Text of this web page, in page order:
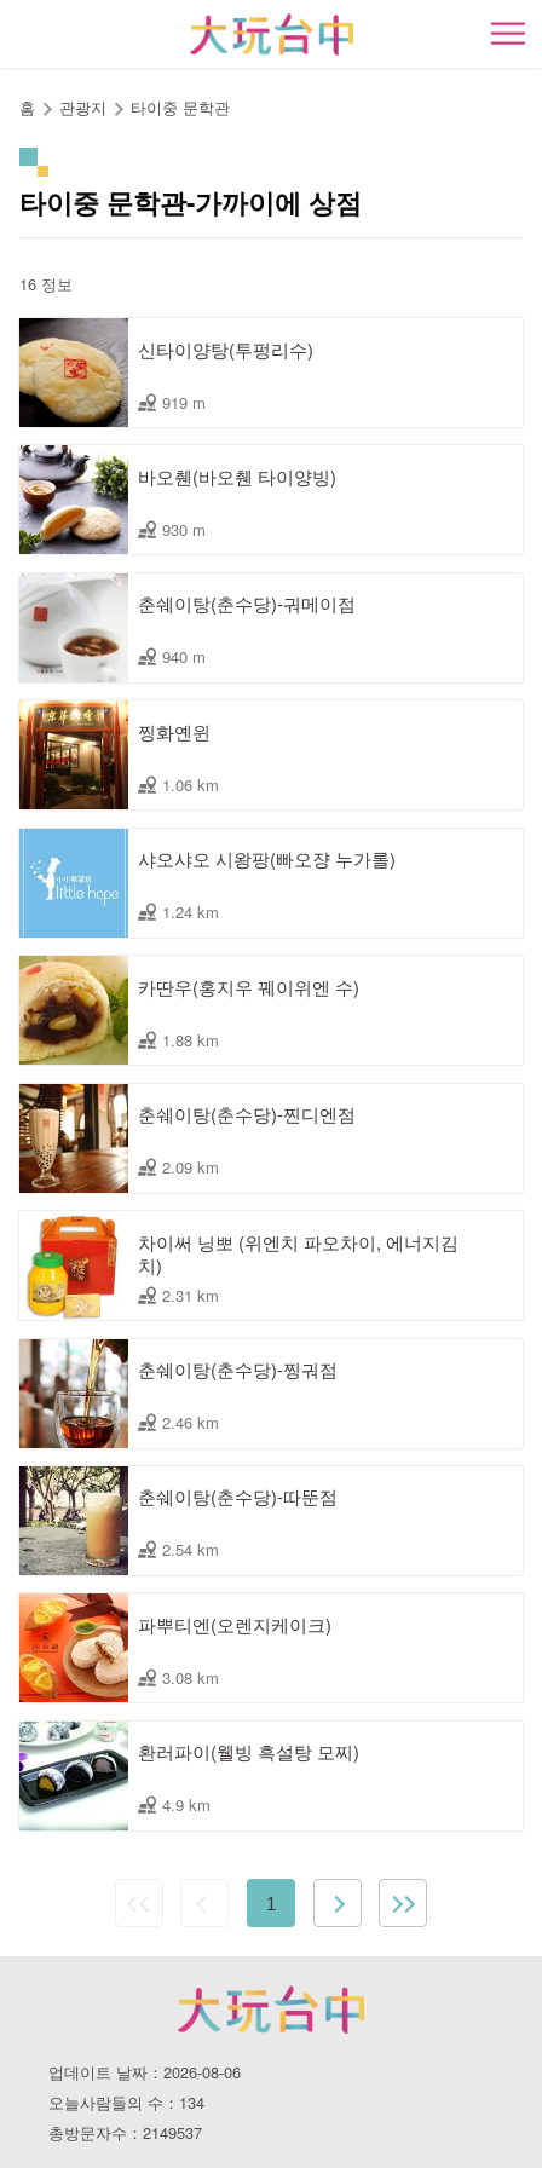
開
홈 관광지 타이중 문학관
타이중 문학관-가까이에 상점
16 정보
신타이양탕(투펑리수)
919 m
바오췐(바오췐 타이양빙)
930 m
춘쉐이탕(춘수당)-궈메이점
940 m
찡화옌윈
1.06 km
샤오샤오 시왕팡(빠오쟝 누가롤)
1.24 km
카딴우(홍지우 꿰이위엔 수)
1.88 km
춘쉐이탕(춘수당)-찐디엔점
2.09 km
차이써 닝뽀 (위엔치 파오차이, 에너지김
치)
2.31 km
춘쉐이탕(춘수당)-찡궈점
2.46 km
춘쉐이탕(춘수당)-따뚠점
2.54 km
파뿌티엔(오렌지케이크)
3.08 km
환러파이(웰빙 흑설탕 모찌)
4.9 km
1
업데이트 날짜：2026-08-06
오늘사람들의 수：134
총방문자수：2149537